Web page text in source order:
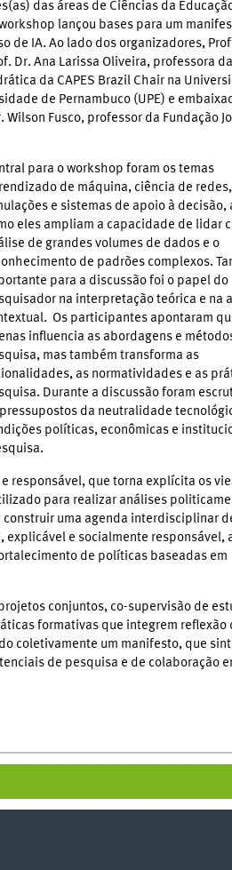
das áreas de Ciências da
lançou bases para um
de IA. Ao lado dos organizadores,
Dr. Ana Larissa Oliveira, professora da
da CAPES Brazil Chair na
de Pernambuco (UPE) e
Fusco, professor da Fundação
para o workshop foram os temas
de máquina, ciência de redes,
e sistemas de apoio à decisão,
eles ampliam a capacidade de lidar
de grandes volumes de dados e o
de padrões complexos.
para a discussão foi o papel do
na interpretação teórica e na
Os participantes apontaram
influencia as abordagens e
mas também transforma as
as normatividades e as
Durante a discussão foram
da neutralidade
políticas, econômicas e
responsável, que torna explícita os
para realizar análises
uma agenda interdisciplinar
explicável e socialmente responsável,
de políticas baseadas em
conjuntos, co-supervisão de
formativas que integrem reflexão
coletivamente um manifesto, que
de pesquisa e de colaboração